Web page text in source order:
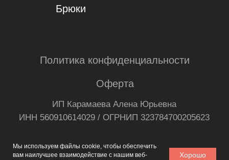
Мы используем файлы cookie, чтобы обеспечить
вам наилучшее взаимодействие с нашим веб-
Хорошо